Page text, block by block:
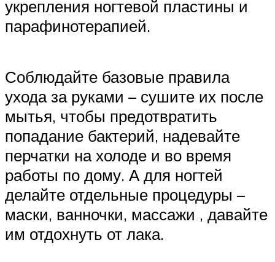
укрепления ногтевой пластины и
парафинотерапией.
Соблюдайте базовые правила
ухода за руками – сушите их после
мытья, чтобы предотвратить
попадание бактерий, надевайте
перчатки на холоде и во время
работы по дому. А для ногтей
делайте отдельные процедуры –
маски, ванночки, массажи , давайте
им отдохнуть от лака.